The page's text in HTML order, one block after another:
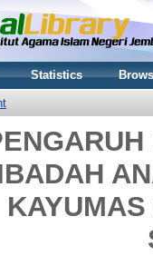
Statistics